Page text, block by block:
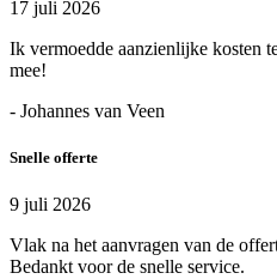
17 juli 2026
Ik vermoedde aanzienlijke kosten
mee!
- Johannes van Veen
Snelle offerte
9 juli 2026
Vlak na het aanvragen van de
Bedankt voor de snelle service.